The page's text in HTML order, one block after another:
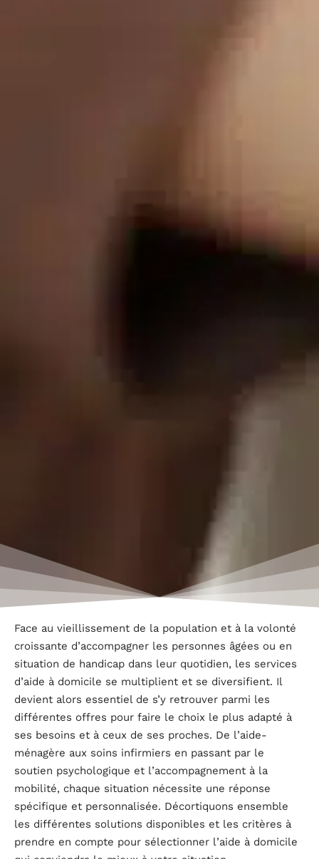
Face au vieillissement de la population et à la volonté
croissante d’accompagner les personnes âgées ou en
situation de handicap dans leur quotidien, les services
d’aide à domicile se multiplient et se diversifient. Il
devient alors essentiel de s’y retrouver parmi les
différentes offres pour faire le choix le plus adapté à
ses besoins et à ceux de ses proches. De l’aide-
ménagère aux soins infirmiers en passant par le
soutien psychologique et l’accompagnement à la
mobilité, chaque situation nécessite une réponse
spécifique et personnalisée. Décortiquons ensemble
les différentes solutions disponibles et les critères à
prendre en compte pour sélectionner l’aide à domicile